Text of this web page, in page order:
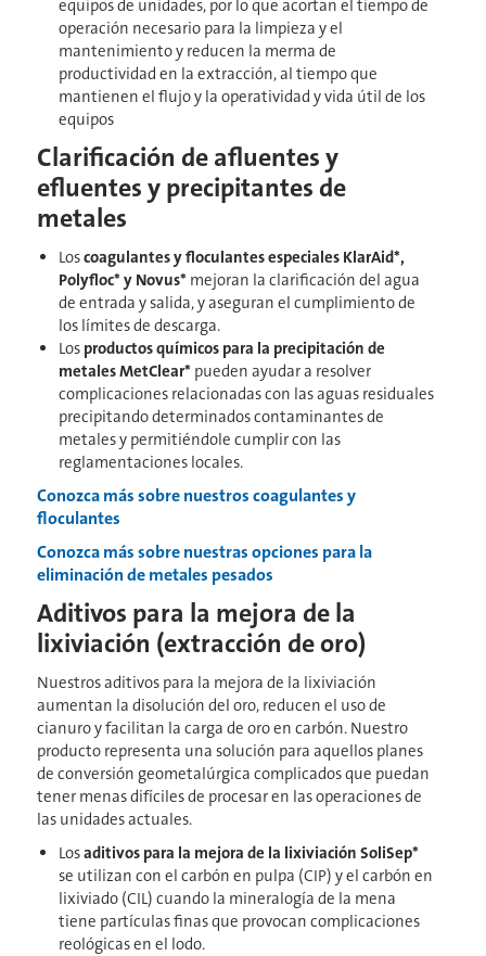
equipos de unidades, por lo que acortan el tiempo de
operación necesario para la limpieza y el
mantenimiento y reducen la merma de
productividad en la extracción, al tiempo que
mantienen el flujo y la operatividad y vida útil de los
equipos
Clarificación de afluentes y
efluentes y precipitantes de
metales
Loscoagulantes y floculantes especiales KlarAid*,
Polyfloc* y Novus* mejoran la clarificación del agua
de entrada y salida, y aseguran el cumplimiento de
los límites de descarga.
Los productos químicos para la precipitación de
metales MetClear* pueden ayudar a resolver
complicaciones relacionadas con las aguas residuales
precipitando determinados contaminantes de
metales y permitiéndole cumplir con las
reglamentaciones locales.
Conozca más sobre nuestros coagulantes y
floculantes
Conozca más sobre nuestras opciones para la
eliminación de metales pesados
Aditivos para la mejora de la
lixiviación (extracción de oro)
Nuestros aditivos para la mejora de la lixiviación
aumentan la disolución del oro, reducen el uso de
cianuro y facilitan la carga de oro en carbón. Nuestro
producto representa una solución para aquellos planes
de conversión geometalúrgica complicados que puedan
tener menas difíciles de procesar en las operaciones de
las unidades actuales.
Losaditivos para la mejora de la lixiviación SoliSep*
se utilizan con el carbón en pulpa (CIP) y el carbón en
lixiviado (CIL) cuando la mineralogía de la mena
tiene partículas finas que provocan complicaciones
reológicas en el lodo.